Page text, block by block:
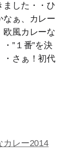
ました・・ひ
なぁ、カレー
欧風カレーな
”１番”を決
・さぁ！初代
カレー2014